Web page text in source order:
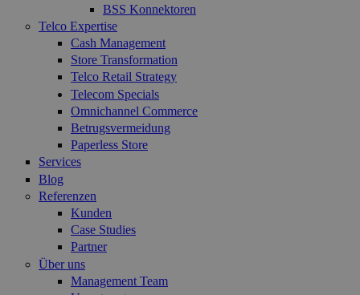
BSS Konnektoren
Telco Expertise
Cash Management
Store Transformation
Telco Retail Strategy
Telecom Specials
Omnichannel Commerce
Betrugsvermeidung
Paperless Store
Services
Blog
Referenzen
Kunden
Case Studies
Partner
Über uns
Management Team